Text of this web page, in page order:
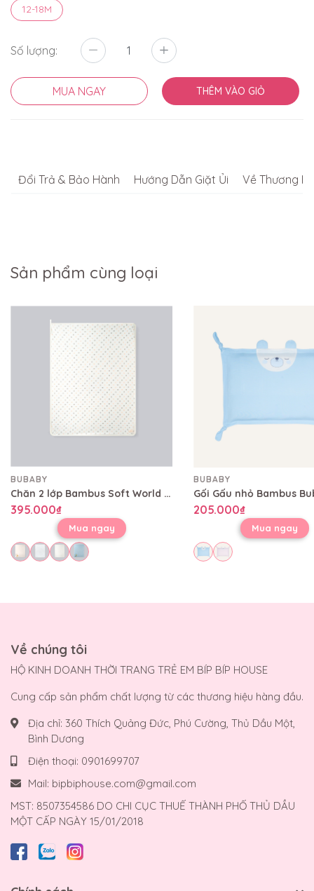
12-18M
Số lượng:
MUA NGAY THÊM VÀO GIỎ
Đổi Trả & Bảo Hành Hướng Dẫn Giặt Ủi Về Thương
Sản phẩm cùng loại
BUBABY
Chăn 2 lớp Bambus Soft World Bubaby 80x100 cm CBB08002L
395.000₫
Mua ngay
BUBABY
205.000₫
Mua ngay
Về chúng tôi
HỘ KINH DOANH THỜI TRANG TRẺ EM BÍP BÍP HOUSE
Cung cấp sản phẩm chất lượng từ các thương hiệu hàng đầu.
Địa chỉ: 360 Thích Quảng Đức, Phú Cường, Thủ Dầu Một,
Bình Dương
Điện thoại: 0901699707
Mail: bipbiphouse.com@gmail.com
MST: 8507354586 DO CHI CỤC THUẾ THÀNH PHỐ THỦ DẦU
MỘT CẤP NGÀY 15/01/2018